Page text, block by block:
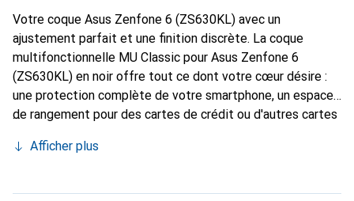
Votre coque Asus Zenfone 6 (ZS630KL) avec un
ajustement parfait et une finition discrète. La coque
multifonctionnelle MU Classic pour Asus Zenfone 6
(ZS630KL) en noir offre tout ce dont votre cœur désire :
une protection complète de votre smartphone, un espace
de rangement pour des cartes de crédit ou d'autres cartes
Vous pouvez ainsi positionner votre Asus Zenfone 6
confortablement. En plus de ces fonctionnalités, cette
Afficher plus